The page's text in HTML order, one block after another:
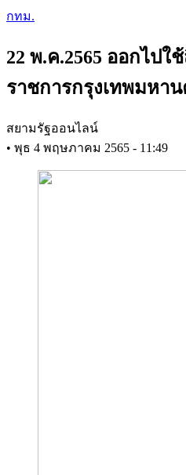
Skip
content
กทม.
22 พ.ค.2565 ออกไปใ
ราชการกรุงเทพมหาน
สยามรัฐออนไลน์
• พุธ 4 พฤษภาคม 2565 - 11:49